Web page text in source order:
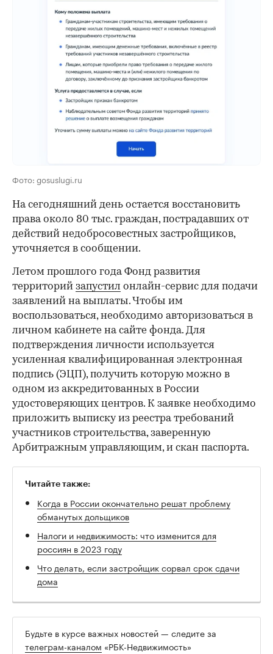
Фото: gosuslugi.ru
На сегодняшний день остается восстановить
права около 80 тыс. граждан, пострадавших от
действий недобросовестных застройщиков,
уточняется в сообщении.
Летом прошлого года Фонд развития
территорий запустил онлайн-сервис для подачи
заявлений на выплаты. Чтобы им
воспользоваться, необходимо авторизоваться в
личном кабинете на сайте фонда. Для
подтверждения личности используется
усиленная квалифицированная электронная
подпись (ЭЦП), получить которую можно в
одном из аккредитованных в России
удостоверяющих центров. К заявке необходимо
приложить выписку из реестра требований
участников строительства, заверенную
Арбитражным управляющим, и скан паспорта.
Читайте также:
Когда в России окончательно решат проблему
обманутых дольщиков
Налоги и недвижимость: что изменится для
россиян в 2023 году
Что делать, если застройщик сорвал срок сдачи
дома
Будьте в курсе важных новостей — следите за
телеграм-каналом «РБК-Недвижимость»